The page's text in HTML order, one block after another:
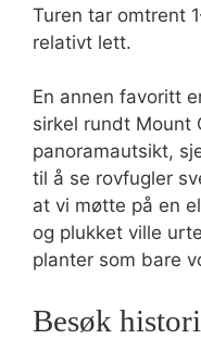
Turen tar omtrent
relativt lett.
En annen favoritt
sirkel rundt Mount
panoramautsikt,
til å se rovfugler
at vi møtte på en
og plukket ville
planter som bare
Besøk